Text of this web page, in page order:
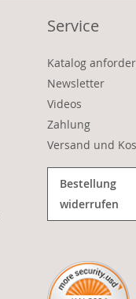
Service
Katalog
Newsletter
Videos
Zahlung
Versand und
Bestellung
widerrufen